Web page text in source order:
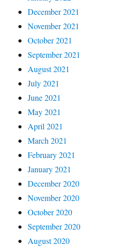
December 2021
November 2021
October 2021
September 2021
August 2021
July 2021
June 2021
May 2021
April 2021
March 2021
February 2021
January 2021
December 2020
November 2020
October 2020
September 2020
August 2020